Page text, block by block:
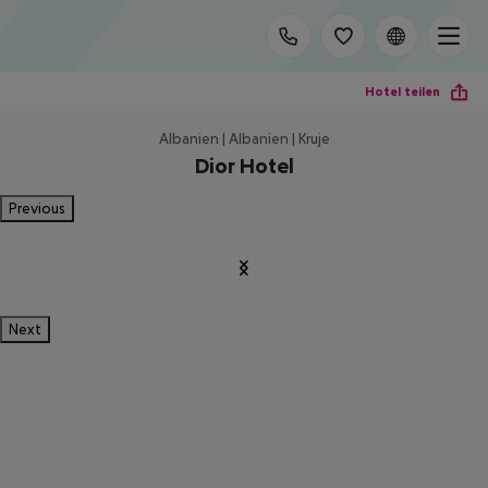
Hotel teilen
Albanien | Albanien | Kruje
Dior Hotel
Previous
Next